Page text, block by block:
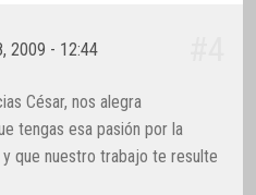
2009 - 12:44
César, nos alegra
tengas esa pasión por la
y que nuestro trabajo te resulte